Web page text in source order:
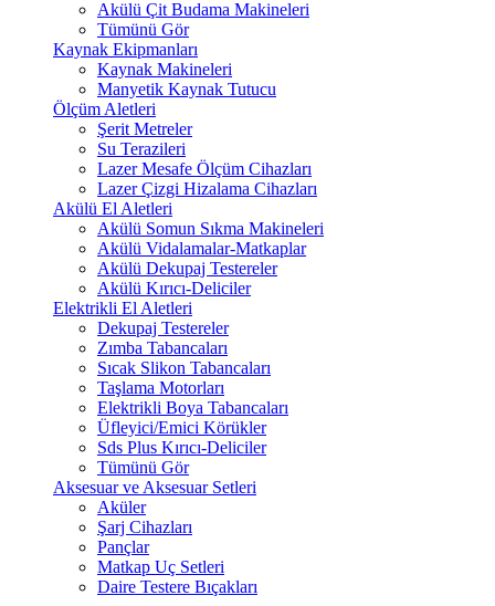
Akülü Çit Budama Makineleri
Tümünü Gör
Kaynak Ekipmanları
Kaynak Makineleri
Manyetik Kaynak Tutucu
Ölçüm Aletleri
Şerit Metreler
Su Terazileri
Lazer Mesafe Ölçüm Cihazları
Lazer Çizgi Hizalama Cihazları
Akülü El Aletleri
Akülü Somun Sıkma Makineleri
Akülü Vidalamalar-Matkaplar
Akülü Dekupaj Testereler
Akülü Kırıcı-Deliciler
Elektrikli El Aletleri
Dekupaj Testereler
Zımba Tabancaları
Sıcak Slikon Tabancaları
Taşlama Motorları
Elektrikli Boya Tabancaları
Üfleyici/Emici Körükler
Sds Plus Kırıcı-Deliciler
Tümünü Gör
Aksesuar ve Aksesuar Setleri
Aküler
Şarj Cihazları
Pançlar
Matkap Uç Setleri
Daire Testere Bıçakları